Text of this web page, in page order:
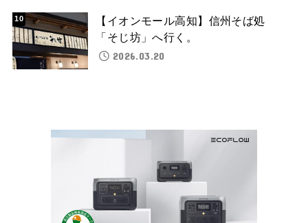
【イオンモール高知】信州そば処
「そじ坊」へ行く。
2026.03.20